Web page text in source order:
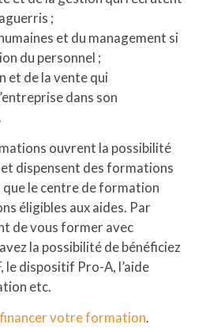
;
et du management si
du personnel ;
et de la vente qui
dans son
ouvrent la possibilité
et dispensent des formations
le centre de formation
éligibles aux aides. Par
de vous former avec
la possibilité de bénéficiez
le dispositif Pro-A, l’aide
etc.
votre formation.